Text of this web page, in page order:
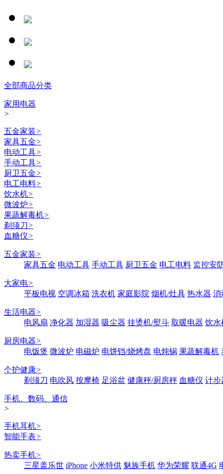
全部商品分类
家用电器
>
五金家装>
家具五金>
电动工具>
手动工具>
厨卫五金>
电工电料>
饮水机>
微波炉>
果蔬解毒机>
剃须刀>
血糖仪>
五金家装>
家具五金 电动工具 手动工具 厨卫五金 电工电料 监控安
大家电>
平板电视 空调冰箱 洗衣机 家庭影院 烟机/灶具 热水器 消
生活电器>
电风扇 净化器 加湿器 吸尘器 挂烫机/熨斗 取暖电器 饮水
厨房电器>
电饭煲 微波炉 电磁炉 电饼铛/烧烤盘 电炖锅 果蔬解毒机
个护健康>
剃须刀 电吹风 按摩椅 足浴盆 健康秤/厨房秤 血糖仪 计步
手机、数码、通信
>
手机耳机>
智能手表>
热卖手机>
三星盖乐世 iPhone 小米特供 魅族手机 华为荣耀 联通4G